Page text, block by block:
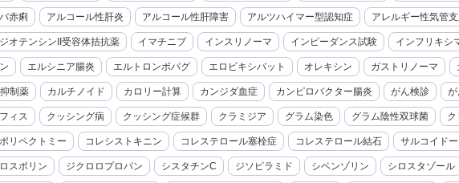
赤痢 アルコール性肝炎 アルコール性肝障害 アルツハイマー型認知症 アレルギー性気管
オテンシンII受容体拮抗薬 イマチニブ インスリノーマ インピーダンス試験 インフリキシ
エルシニア腸炎 エルトロンボパグ エロビキシバット オレキシン ガストリノーマ
制薬 カルチノイド カロリー計算 カンジダ血症 カンピロバクター腸炎 がん検診 が
ィス クッシング病 クッシング症候群 クラミジア グラム染色 グラム陰性双球菌
リペクトミー コレシストキニン コレステロール塞栓症 コレステロール結石 サルコイド
スポリン ジクロロプロパン シスタチンC ジソピラミド シベンゾリン シロスタゾール